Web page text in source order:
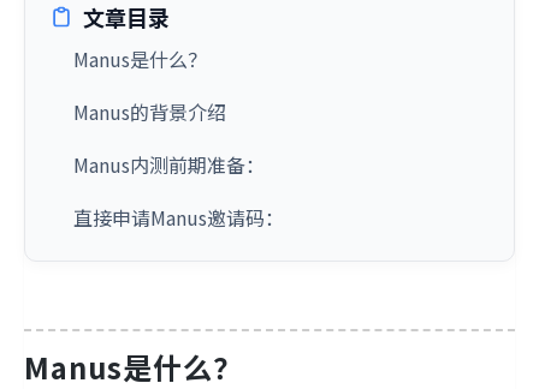
文章目录
Manus是什么？
Manus的背景介绍
Manus内测前期准备：
直接申请Manus邀请码：
Manus是什么？